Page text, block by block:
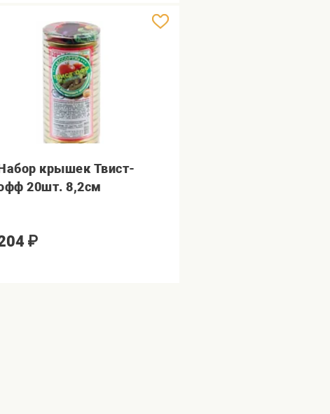
крышек Твист-
20шт. 8,2см
₽